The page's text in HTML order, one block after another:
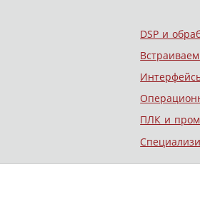
Меню
Skip to
DSP и
ПЛК и